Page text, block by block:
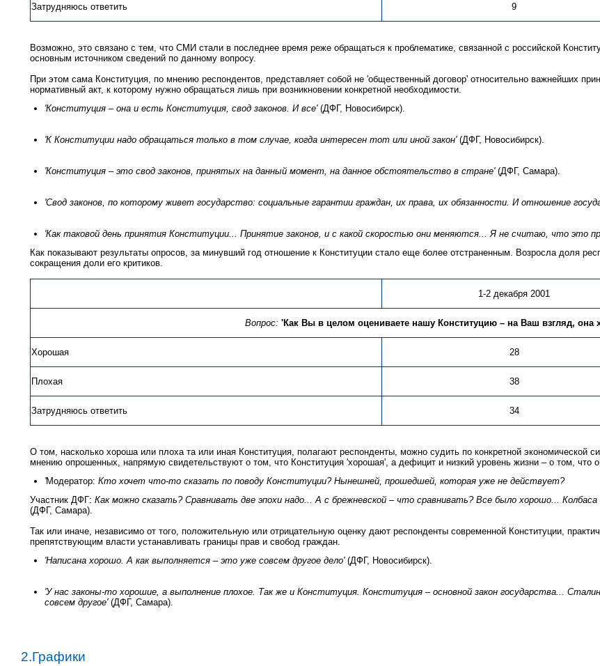
Затрудняюсь ответить 9
Возможно, это связано с тем, что СМИ стали в последнее время реже обращаться к проблематике, связанной с российской
основным источником сведений по данному вопросу.
При этом сама Конституция, по мнению респондентов, представляет собой не 'общественный договор' относительно важнейших
нормативный акт, к которому нужно обращаться лишь при возникновении конкретной необходимости.
'Конституция – она и есть Конституция, свод законов. И все'(ДФГ, Новосибирск).
'К Конституции надо обращаться только в том случае, когда интересен тот или иной закон'(ДФГ, Новосибирск).
'Конституция – это свод законов, принятых на данный момент, на данное обстоятельство в стране'(ДФГ, Самара).
'Свод законов, по которому живет государство: социальные гарантии граждан, их права, их обязанности. И отношение
'Как таковой день принятия Конституции... Принятие законов, и с какой скоростью они меняются... Я не считаю, что это
Как показывают результаты опросов, за минувший год отношение к Конституции стало еще более отстраненным. Возросла доля
сокращения доли его критиков.
1-2 декабря 2001
Вопрос: 'Как Вы в целом оцениваете нашу Конституцию – на Ваш взгляд, она
Хорошая 28
Плохая 38
Затрудняюсь ответить 34
О том, насколько хороша или плоха та или иная Конституция, полагают респонденты, можно судить по конкретной экономической
мнению опрошенных, напрямую свидетельствуют о том, что Конституция 'хорошая', а дефицит и низкий уровень жизни – о том, что
'Модератор: Кто хочет что-то сказать по поводу Конституции? Нынешней, прошедшей, которая уже не действует?
Участник ДФГ: Как можно сказать? Сравнивать две эпохи надо... А с брежневской – что сравнивать? Все было хорошо...
(ДФГ, Самара).
Так или иначе, независимо от того, положительную или отрицательную оценку дают респонденты современной Конституции,
препятствующим власти устанавливать границы прав и свобод граждан.
'Написана хорошо. А как выполняется – это уже совсем другое дело'(ДФГ, Новосибирск).
'У нас законы-то хорошие, а выполнение плохое. Так же и Конституция. Конституция – основной закон государства...
совсем другое'(ДФГ, Самара).
2.Графики